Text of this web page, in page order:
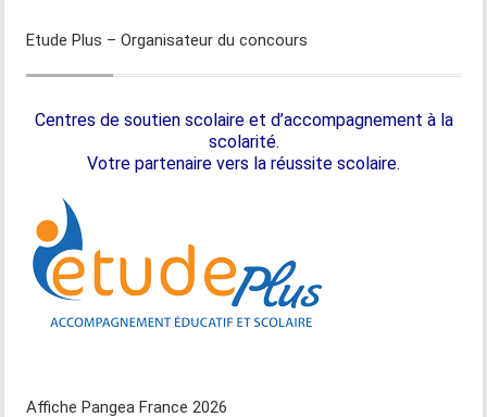
Etude Plus – Organisateur du concours
Centres de soutien scolaire et d’accompagnement à la
scolarité.
Votre partenaire vers la réussite scolaire.
Affiche Pangea France 2026